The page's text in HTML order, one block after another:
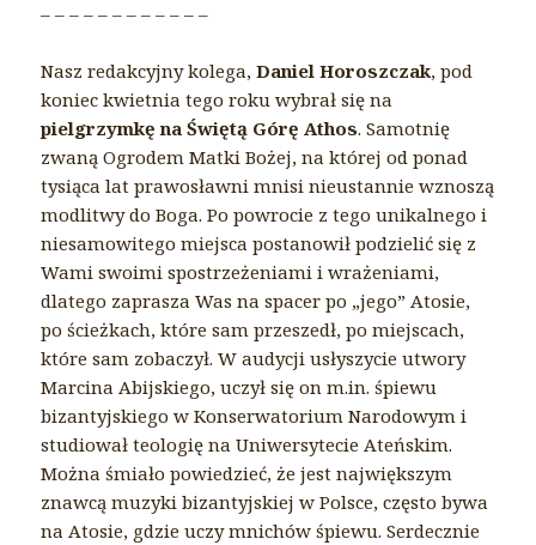
– – – – – – – – – – – –
Nasz redakcyjny kolega,Daniel Horoszczak, pod
koniec kwietnia tego roku wybrał się na
pielgrzymkę na Świętą Górę Athos. Samotnię
zwaną Ogrodem Matki Bożej, na której od ponad
tysiąca lat prawosławni mnisi nieustannie wznoszą
modlitwy do Boga. Po powrocie z tego unikalnego i
niesamowitego miejsca postanowił podzielić się z
Wami swoimi spostrzeżeniami i wrażeniami,
dlatego zaprasza Was na spacer po „jego” Atosie,
po ścieżkach, które sam przeszedł, po miejscach,
które sam zobaczył. W audycji usłyszycie utwory
Marcina Abijskiego, uczył się on m.in. śpiewu
bizantyjskiego w Konserwatorium Narodowym i
studiował teologię na Uniwersytecie Ateńskim.
Można śmiało powiedzieć, że jest największym
znawcą muzyki bizantyjskiej w Polsce, często bywa
na Atosie, gdzie uczy mnichów śpiewu. Serdecznie